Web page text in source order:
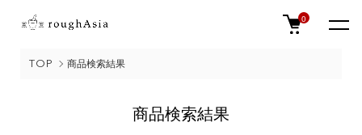
0
TOP 商品検索結果
商品検索結果